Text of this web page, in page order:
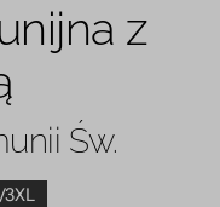
z
Św.
3XL